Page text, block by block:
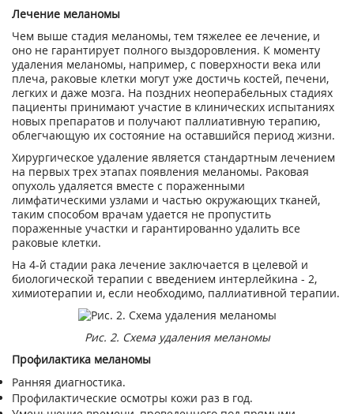
Лечение меланомы
Чем выше стадия меланомы, тем тяжелее ее лечение, и
оно не гарантирует полного выздоровления. К моменту
удаления меланомы, например, с поверхности века или
плеча, раковые клетки могут уже достичь костей, печени,
легких и даже мозга. На поздних неоперабельных стадиях
пациенты принимают участие в клинических испытаниях
новых препаратов и получают паллиативную терапию,
облегчающую их состояние на оставшийся период жизни.
Хирургическое удаление является стандартным лечением
на первых трех этапах появления меланомы. Раковая
опухоль удаляется вместе с пораженными
лимфатическими узлами и частью окружающих тканей,
таким способом врачам удается не пропустить
пораженные участки и гарантированно удалить все
раковые клетки.
На 4-й стадии рака лечение заключается в целевой и
биологической терапии с введением интерлейкина - 2,
химиотерапии и, если необходимо, паллиативной терапии.
Рис. 2. Схема удаления меланомы
Профилактика меланомы
Ранняя диагностика.
Профилактические осмотры кожи раз в год.